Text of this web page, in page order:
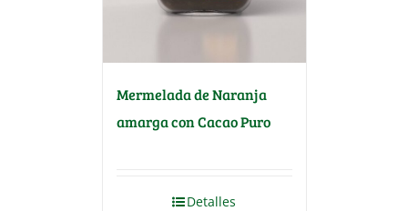
Mermelada de Naranja
amarga con Cacao Puro
Detalles